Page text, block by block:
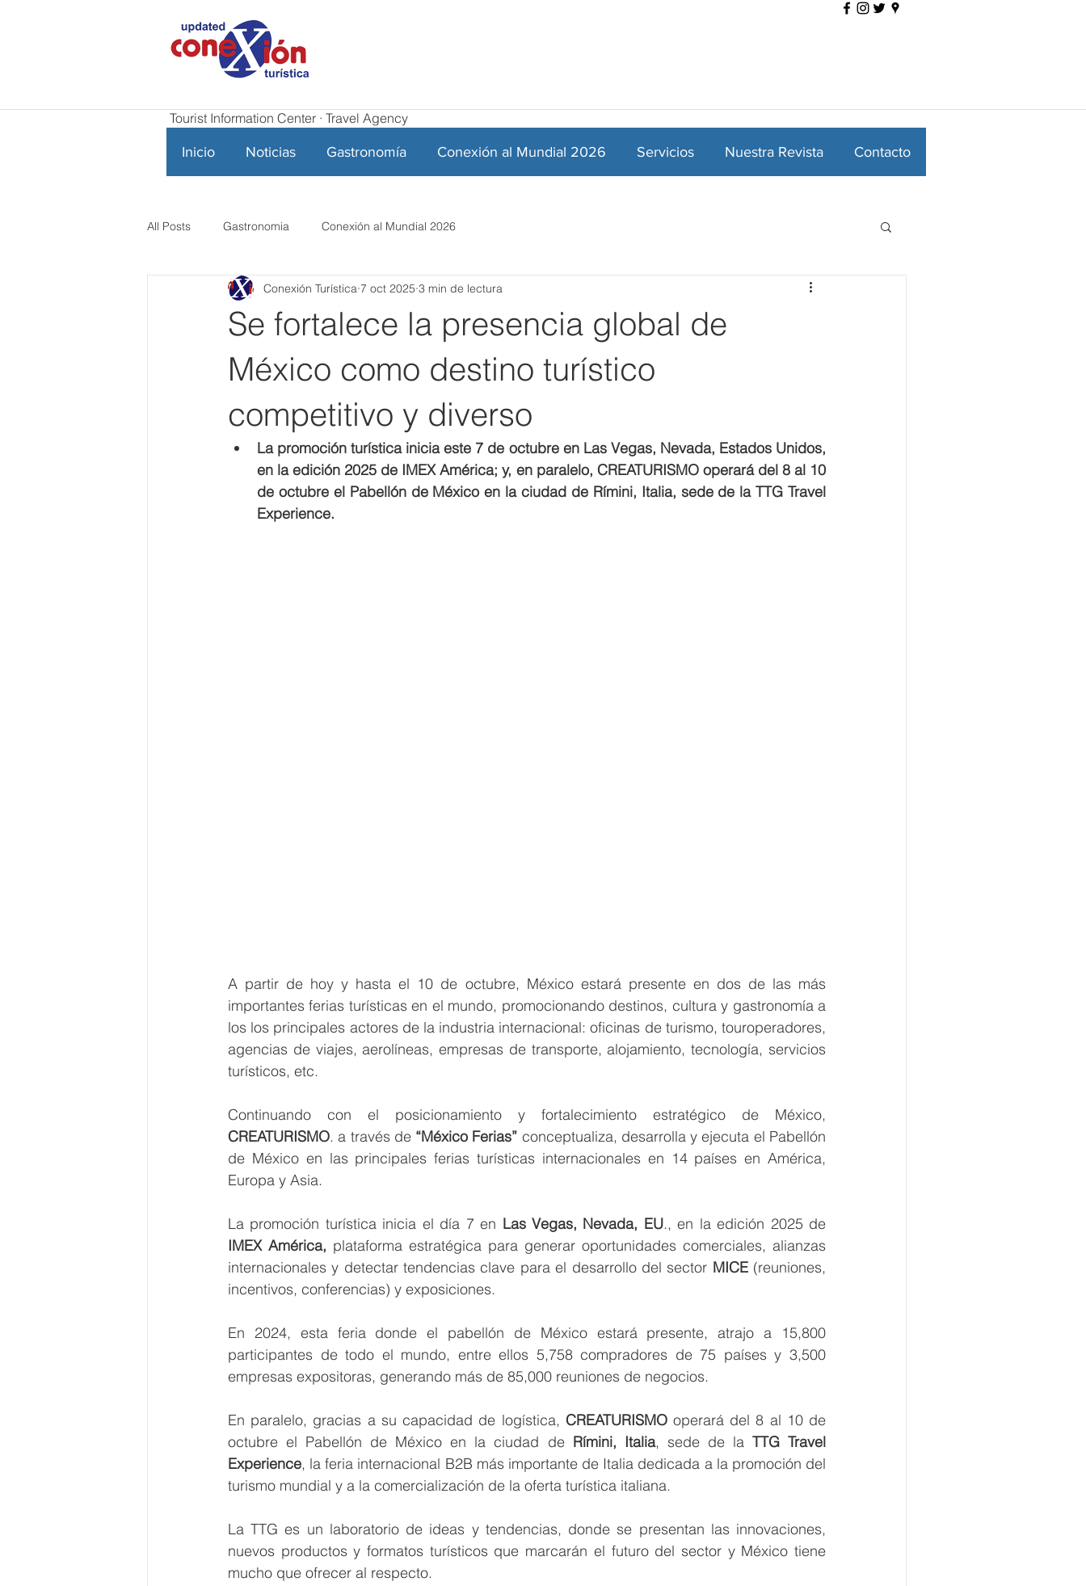
Tourist Information Center · Travel Agency
Inicio Noticias Gastronomía Conexión al Mundial 2026 Servicios Nuestra Revista Contacto
All Posts Gastronomia Conexión al Mundial 2026
Se fortalece la presencia global de
México como destino turístico
competitivo y diverso
Conexión Turística 7 oct 2025 3 min de lectura
La promoción turística inicia este 7 de octubre en Las Vegas, Nevada, Estados Unidos,
en la edición 2025 de IMEX América; y, en paralelo, CREATURISMO operará del 8 al 10
de octubre el Pabellón de México en la ciudad de Rímini, Italia, sede de la TTG Travel
Experience.
A partir de hoy y hasta el 10 de octubre, México estará presente en dos de las más
importantes ferias turísticas en el mundo, promocionando destinos, cultura y gastronomía a
los los principales actores de la industria internacional: oficinas de turismo, touroperadores,
agencias de viajes, aerolíneas, empresas de transporte, alojamiento, tecnología, servicios
turísticos, etc.
CREATURISMO. a través de “México Ferias” conceptualiza, desarrolla y ejecuta el Pabellón
de México en las principales ferias turísticas internacionales en 14 países en América,
Europa y Asia.
La promoción turística inicia el día 7 en Las Vegas, Nevada, EU
IMEX América, plataforma estratégica para generar oportunidades comerciales, alianzas
internacionales y detectar tendencias clave para el desarrollo del sector MICE (reuniones,
incentivos, conferencias) y exposiciones.
En 2024, esta feria donde el pabellón de México estará presente, atrajo a 15,800
participantes de todo el mundo, entre ellos 5,758 compradores de 75 países y 3,500
empresas expositoras, generando más de 85,000 reuniones de negocios.
En paralelo, gracias a su capacidad de logística, CREATURISMO operará del 8 al 10 de
octubre el Pabellón de México en la ciudad de Rímini, Italia, sede de la TTG Travel
Experience, la feria internacional B2B más importante de Italia dedicada a la promoción del
turismo mundial y a la comercialización de la oferta turística italiana.
La TTG es un laboratorio de ideas y tendencias, donde se presentan las innovaciones,
nuevos productos y formatos turísticos que marcarán el futuro del sector y México tiene
mucho que ofrecer al respecto.